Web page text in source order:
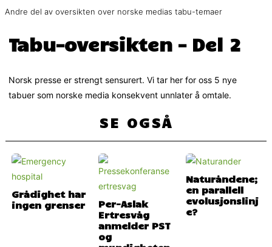
Andre del av oversikten over norske medias tabu-temaer
Tabu-oversikten – Del 2
Norsk presse er strengt sensurert. Vi tar her for oss 5 nye
tabuer som norske media konsekvent unnlater å omtale.
SE OGSÅ
Grådighet har
ingen grenser
Per-Aslak
Ertresvåg
anmelder PST
og
Naturåndene;
en parallell
evolusjonslinj
e?